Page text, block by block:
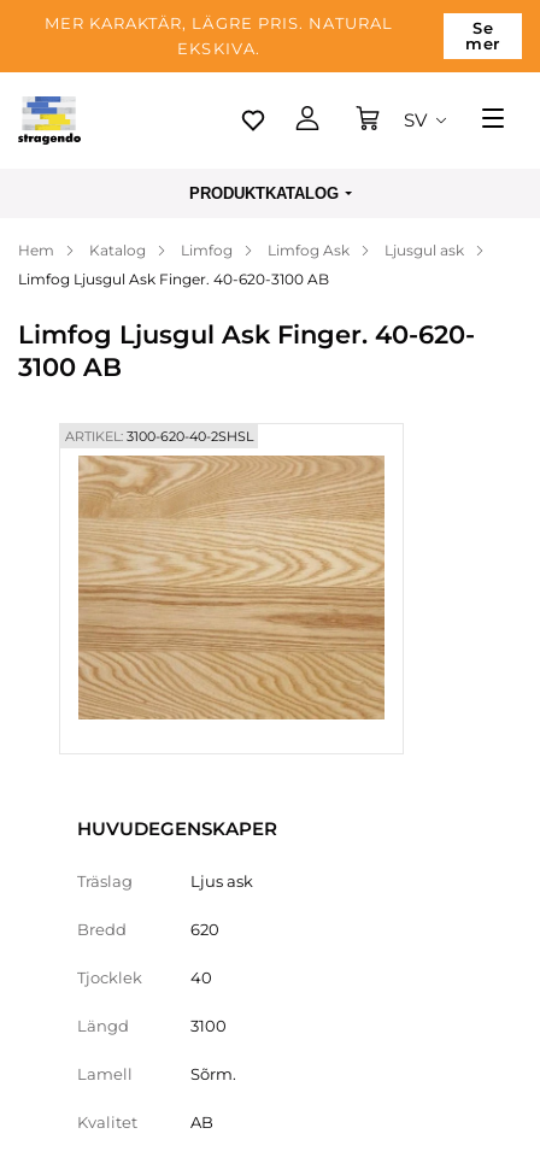
MER KARAKTÄR, LÄGRE PRIS. NATURAL
EKSKIVA.
Se
mer
Tallinn
Betalning
Blogg
SV
PRODUKTKATALOG
Hem Katalog Limfog Limfog Ask
Ljusgul ask
Limfog Ljusgul Ask Finger. 40-620-3100 AB
Limfog Ljusgul Ask Finger. 40-620-
3100 AB
ARTIKEL:3100-620-40-2SHSL
HUVUDEGENSKAPER
Träslag Ljus ask
Bredd 620
Tjocklek 40
Längd 3100
Lamell Sõrm.
Kvalitet AB